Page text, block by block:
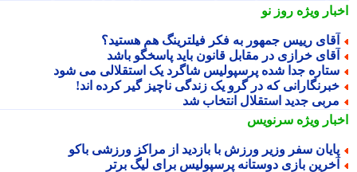
ویژهروز نو
رییس جمهور به فکر فیلترینگ هم هستید؟
خرازی در مقابل قانون باید پاسخگو باشد
جدا شده پرسپولیس شاگرد یک استقلالی می شود
که در گرو یک زندگی ناچیز گیر کرده اند!
جدید استقلال انتخاب شد
ویژهسرنویس
سفر وزیر ورزش با بازدید از مراکز ورزشی باکو
بازی دوستانه پرسپولیس برای لیگ برتر